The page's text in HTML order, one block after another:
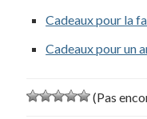
Cadeaux pour la
Cadeaux pour un
(Pas